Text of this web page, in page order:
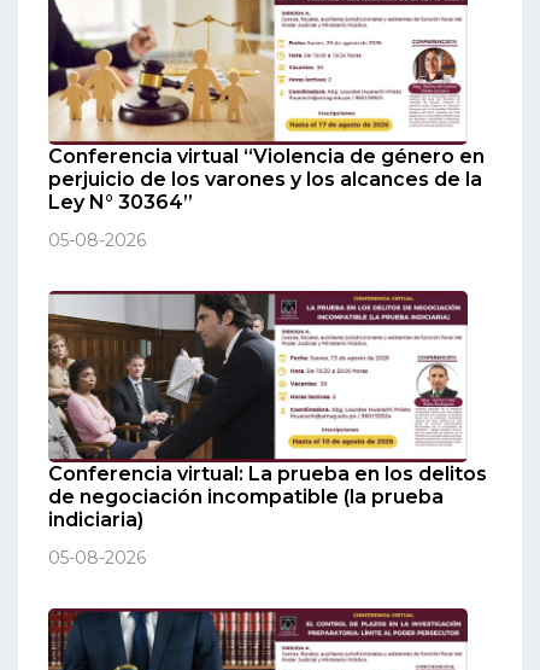
Conferencia virtual “Violencia de género en
perjuicio de los varones y los alcances de la
Ley N° 30364”
05-08-2026
Conferencia virtual: La prueba en los delitos
de negociación incompatible (la prueba
indiciaria)
05-08-2026